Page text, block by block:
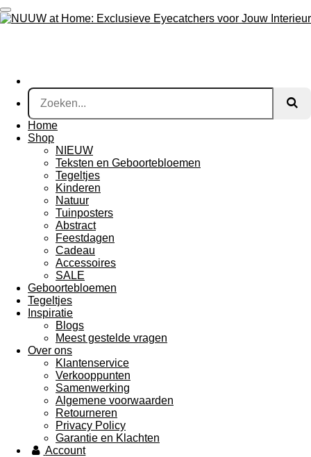
Ga
direct
Home
Shop
NIEUW
Teksten en Geboortebloemen
Tegeltjes
Kinderen
Natuur
Tuinposters
Abstract
Feestdagen
Cadeau
Accessoires
SALE
Geboortebloemen
Tegeltjes
Inspiratie
Blogs
Meest gestelde vragen
Over ons
Klantenservice
Verkooppunten
Samenwerking
Algemene voorwaarden
Retourneren
Privacy Policy
Garantie en Klachten
Account